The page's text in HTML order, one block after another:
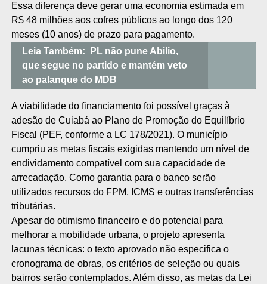
Essa diferença deve gerar uma economia estimada em
R$ 48 milhões aos cofres públicos ao longo dos 120
meses (10 anos) de prazo para pagamento.
Leia Também:
PL não pune Abilio,
que segue no partido e mantém veto
ao palanque do MDB
A viabilidade do financiamento foi possível graças à
adesão de Cuiabá ao Plano de Promoção do Equilíbrio
Fiscal (PEF, conforme a LC 178/2021). O município
cumpriu as metas fiscais exigidas mantendo um nível de
endividamento compatível com sua capacidade de
arrecadação. Como garantia para o banco serão
utilizados recursos do FPM, ICMS e outras transferências
tributárias.
Apesar do otimismo financeiro e do potencial para
melhorar a mobilidade urbana, o projeto apresenta
lacunas técnicas: o texto aprovado não especifica o
cronograma de obras, os critérios de seleção ou quais
bairros serão contemplados. Além disso, as metas da Lei